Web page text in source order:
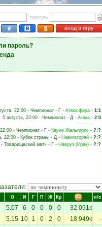
пароль
вход в игру
пароль?
22:00 - Чемпионат - Г - Атмосфера - 1:1
5 августа, 22:00 - Чемпионат - Д - Атака - 2:0
- Чемпионат - Г - Кауно Жальгирис - ?:?
22:00 - Кубок страны - Д - Навигаторяй - ?:?
- Товарищеский матч - Г - Навруз (Ирак) - ?:?
О И Г П Ж Кр и/о
5.07 6 0 0 0 0 32 091к -
5.15 10 1 0 2 0 18 949к
-